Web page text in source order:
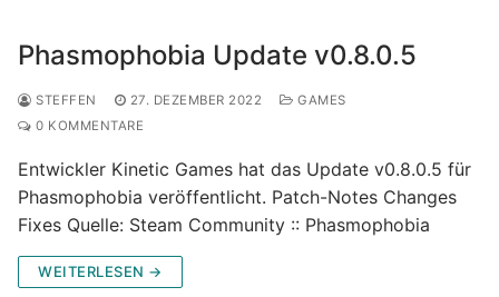
Phasmophobia Update v0.8.0.5
STEFFEN 27. DEZEMBER 2022
GAMES
0 KOMMENTARE
Entwickler Kinetic Games hat das Update v0.8.0.5 für
Phasmophobia veröffentlicht. Patch-Notes Changes
Fixes Quelle: Steam Community :: Phasmophobia
WEITERLESEN →